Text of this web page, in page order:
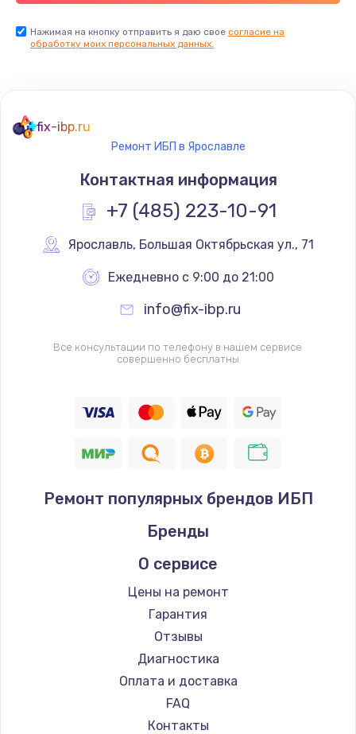
Нажимая на кнопку отправить я даю свое согласие на
обработку моих персональных данных.
fix-ibp.ru
Ремонт ИБП в Ярославле
Контактная информация
+7 (485) 223-10-91
Ярославль, Большая Октябрьская ул., 71
Ежедневно с 9:00 до 21:00
info@fix-ibp.ru
Все консультации по телефону в нашем сервисе
совершенно бесплатны
Ремонт популярных брендов ИБП
Бренды
О сервисе
Цены на ремонт
Гарантия
Отзывы
Диагностика
Оплата и доставка
FAQ
Контакты